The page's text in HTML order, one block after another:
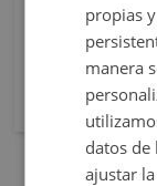
propias
manera
datos de
ajustar